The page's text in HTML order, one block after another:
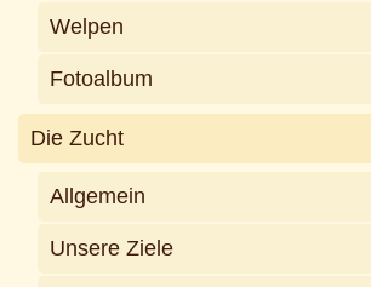
Welpen
Fotoalbum
Die Zucht
Allgemein
Unsere Ziele